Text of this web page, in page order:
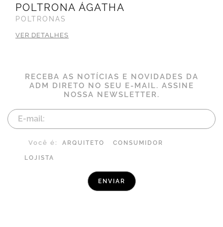
POLTRONA ÁGATHA
POLTRONAS
VER DETALHES
RECEBA AS NOTÍCIAS E NOVIDADES DA
ADM DIRETO NO SEU E-MAIL. ASSINE
NOSSA NEWSLETTER.
Você é: ARQUITETO CONSUMIDOR
LOJISTA